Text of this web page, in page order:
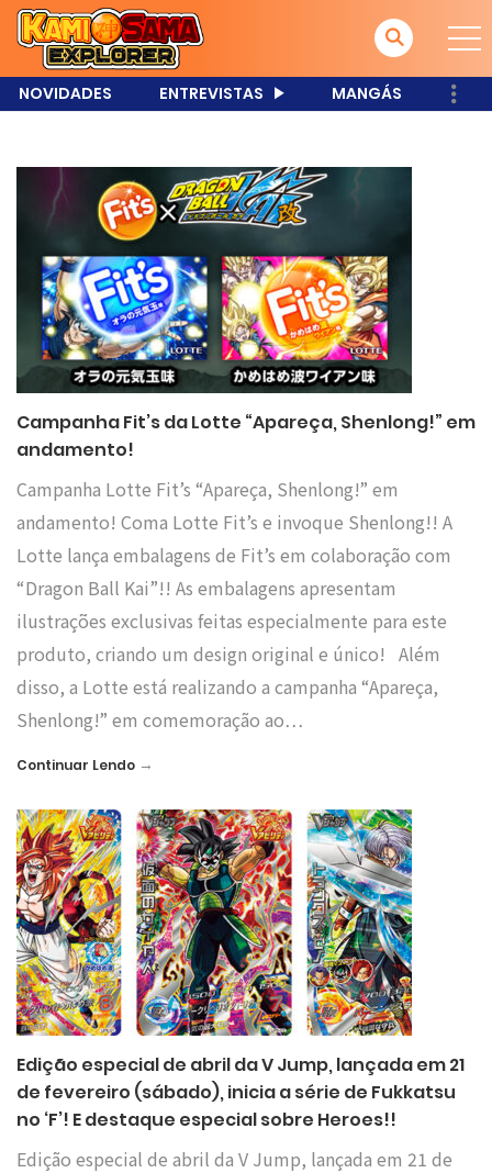
NOVIDADES ENTREVISTAS MANGÁS
Campanha Fit’s da Lotte “Apareça, Shenlong!” em
andamento!
Campanha Lotte Fit’s “Apareça, Shenlong!” em
andamento! Coma Lotte Fit’s e invoque Shenlong!! A
Lotte lança embalagens de Fit’s em colaboração com
“Dragon Ball Kai”!! As embalagens apresentam
ilustrações exclusivas feitas especialmente para este
produto, criando um design original e único! Além
disso, a Lotte está realizando a campanha “Apareça,
Shenlong!” em comemoração ao…
Continuar Lendo →
Edição especial de abril da V Jump, lançada em 21
de fevereiro (sábado), inicia a série de Fukkatsu
no ‘F’! E destaque especial sobre Heroes!!
Edição especial de abril da V Jump, lançada em 21 de